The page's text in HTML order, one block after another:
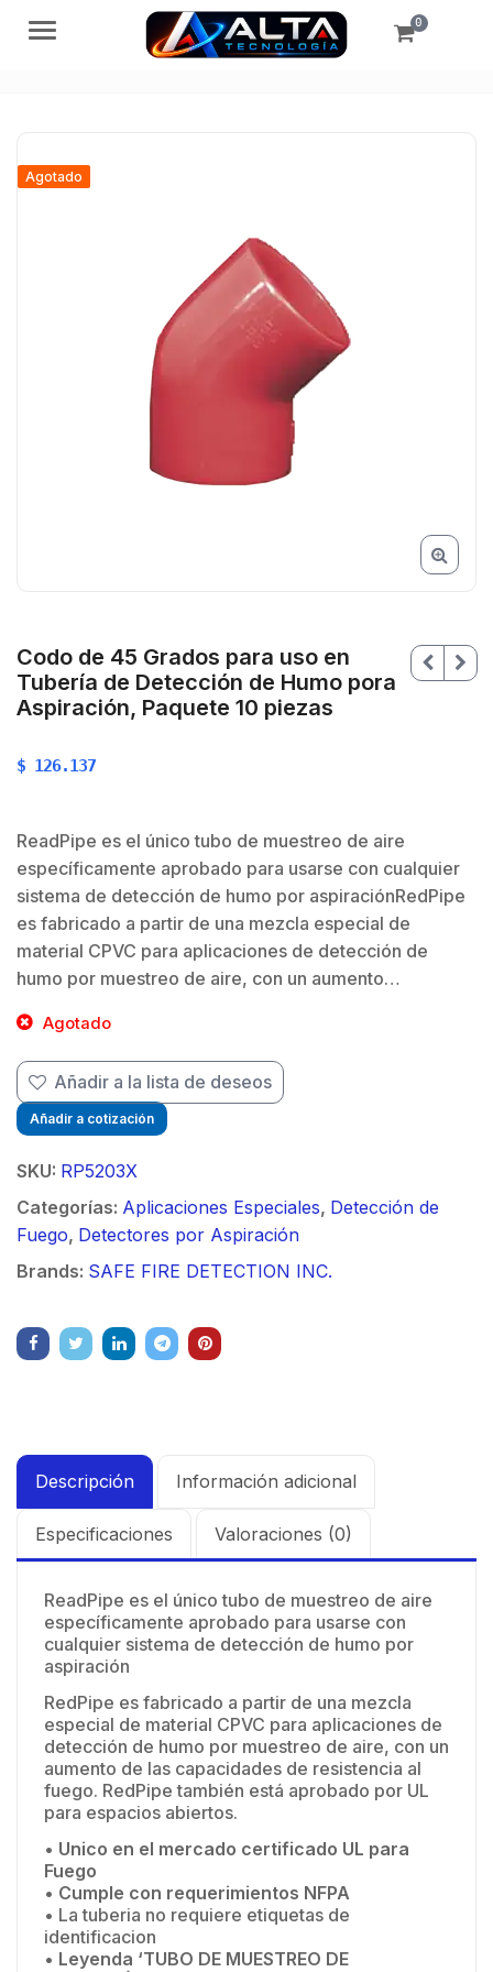
Menú 0
Agotado
Codo de 45 Grados para uso en
Tubería de Detección de Humo pora
Aspiración, Paquete 10 piezas
$
$ 126.137
ReadPipe es el único tubo de muestreo de aire
específicamente aprobado para usarse con cualquier
sistema de detección de humo por aspiraciónRedPipe
es fabricado a partir de una mezcla especial de
material CPVC para aplicaciones de detección de
humo por muestreo de aire, con un aumento…
Agotado
Añadir a la lista de deseos
Añadir a cotización
SKU: RP5203X
Categorías: Aplicaciones Especiales, Detección de
Fuego, Detectores por Aspiración
Brands: SAFE FIRE DETECTION INC.
Descripción Información adicional
Especificaciones Valoraciones (0)
ReadPipe es el único tubo de muestreo de aire
específicamente aprobado para usarse con
cualquier sistema de detección de humo por
aspiración
RedPipe es fabricado a partir de una mezcla
especial de material CPVC para aplicaciones de
detección de humo por muestreo de aire, con un
aumento de las capacidades de resistencia al
fuego. RedPipe también está aprobado por UL
para espacios abiertos.
• Unico en el mercado certificado UL para
Fuego
• Cumple con requerimientos NFPA
• La tuberia no requiere etiquetas de
identificacion
• Leyenda ‘TUBO DE MUESTREO DE